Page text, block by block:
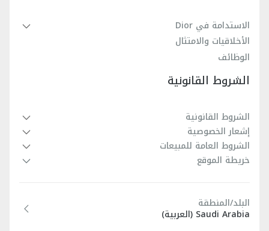
100% نحاس
صُنع في ألمانيا
الاستدامة في Dior
الأخلاقيات والامتثال
الوظائف
الشروط القانونية
الشروط القانونية
إشعار الخصوصية
الشروط العامة للمبيعات
خريطة الموقع
البلد/المنطقة
Saudi Arabia (العربية)